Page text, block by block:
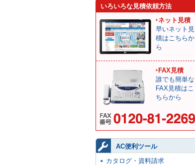
いろいろな見積依頼方法
ネット見積
早いネット見
積はこちらか
ら
FAX見積
誰でも簡単な
FAX見積はこ
ちらから
AC便利ツール
カタログ・資料請求